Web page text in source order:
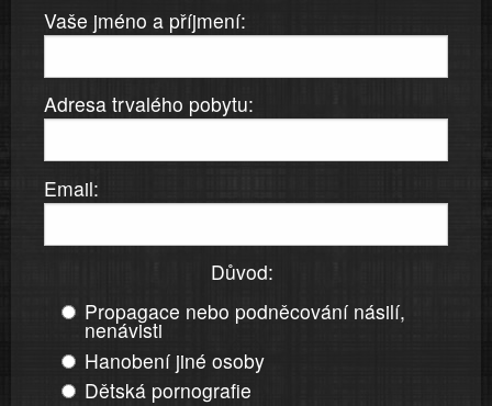
Vaše jméno a příjmení:
Adresa trvalého pobytu:
Email:
Důvod:
Propagace nebo podněcování násilí,
nenávisti
Hanobení jiné osoby
Dětská pornografie